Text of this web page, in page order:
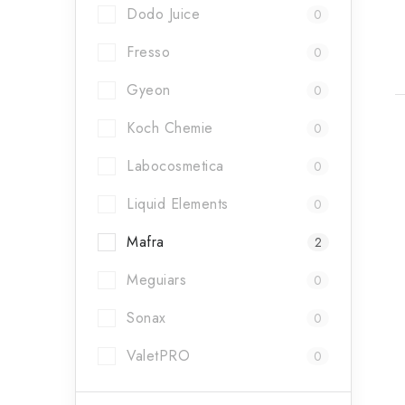
Dodo Juice 0
Fresso 0
Gyeon 0
Koch Chemie 0
Labocosmetica 0
Liquid Elements 0
Mafra 2
Meguiars 0
Sonax 0
ValetPRO 0